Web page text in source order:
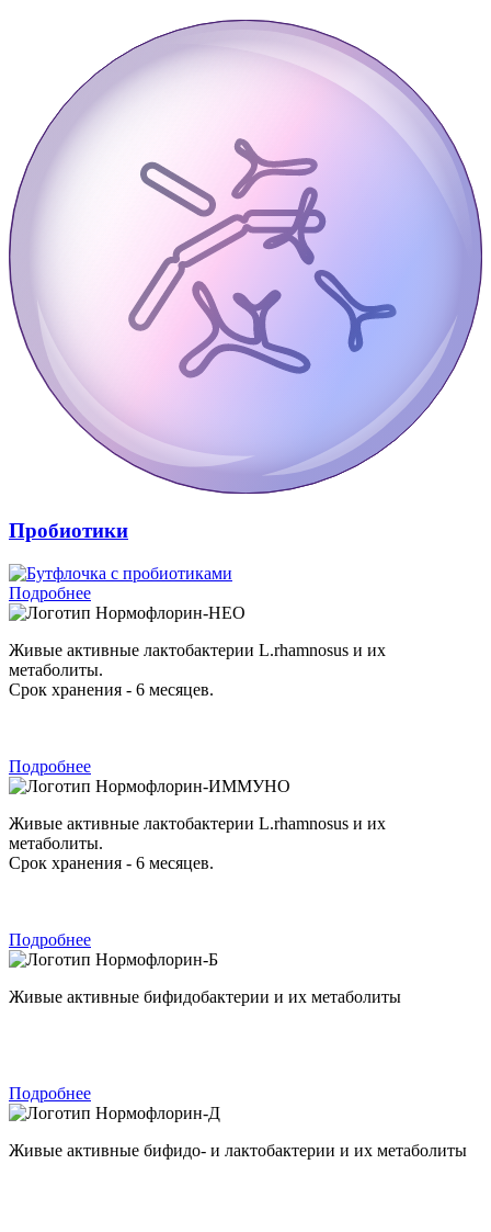
Пробиотики
Подробнее
Нормофлорин-НЕО
Живые активные лактобактерии L.rhamnosus и их
метаболиты.
Срок хранения - 6 месяцев.
Подробнее
Нормофлорин-ИММУНО
Живые активные лактобактерии L.rhamnosus и их
метаболиты.
Срок хранения - 6 месяцев.
Подробнее
Нормофлорин-Б
Живые активные бифидобактерии и их метаболиты
Подробнее
Нормофлорин-Д
Живые активные бифидо- и лактобактерии и их метаболиты